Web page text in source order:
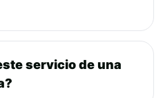
servicio de una